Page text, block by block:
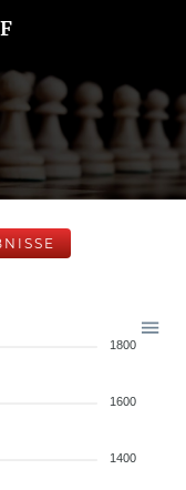
1800
1600
1400